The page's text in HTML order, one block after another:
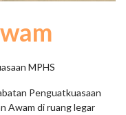
MPHS
Penguatkuasaan
Awam di ruang legar